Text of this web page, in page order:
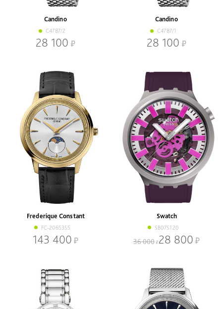
Candino
C4787/2
28 100
Candino
C4787/1
28 100
Frederique Constant
FC-206S3S5
143 400
Swatch
SB07S120
36 000 28 800